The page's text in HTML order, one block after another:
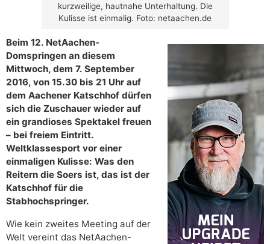
kurzweilige, hautnahe Unterhaltung. Die
Kulisse ist einmalig. Foto: netaachen.de
Beim 12. NetAachen-
Domspringen an diesem
Mittwoch, dem 7. September
2016, von 15.30 bis 21 Uhr auf
dem Aachener Katschhof dürfen
sich die Zuschauer wieder auf
ein grandioses Spektakel freuen
– bei freiem Eintritt.
Weltklassesport vor einer
einmaligen Kulisse: Was den
Reitern die Soers ist, das ist der
Katschhof für die
Stabhochspringer.
Wie kein zweites Meeting auf der
Welt vereint das NetAachen-